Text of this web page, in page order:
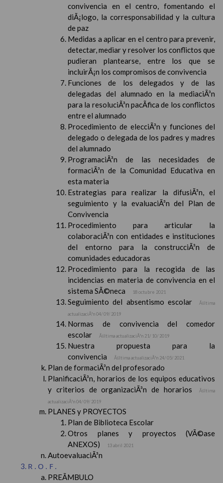
convivencia en el centro, fomentando el
diÃ¡logo, la corresponsabilidad y la cultura
de paz
Medidas a aplicar en el centro para prevenir,
detectar, mediar y resolver los conflictos que
pudieran plantearse, entre los que se
incluirÃ¡n los compromisos de convivencia
Funciones de los delegados y de las
delegadas del alumnado en la mediaciÃ³n
para la resoluciÃ³n pacÃ­fica de los conflictos
entre el alumnado
Procedimiento de elecciÃ³n y funciones del
delegado o delegada de los padres y madres
del alumnado
ProgramaciÃ³n de las necesidades de
formaciÃ³n de la Comunidad Educativa en
esta materia
Estrategias para realizar la difusiÃ³n, el
seguimiento y la evaluaciÃ³n del Plan de
Convivencia
Procedimiento para articular la
colaboraciÃ³n con entidades e instituciones
del entorno para la construcciÃ³n de
comunidades educadoras
Procedimiento para la recogida de las
incidencias en materia de convivencia en el
sistema SÃ©neca
18 octubre 2021
Seguimiento del absentismo escolar
Ãšltima
actualizaciÃ³n 04/ 09/ 2019
Normas de convivencia del comedor
escolar
Ãšltima actualizaciÃ³n 21/ 10/ 2019
Nuestra propuesta para la
convivencia
Ãšltima actualizaciÃ³n 24/ 05/ 2021
Plan de formaciÃ³n del profesorado
PlanificaciÃ³n, horarios de los equipos educativos
y criterios de organizaciÃ³n de horarios
Ãšltima
actualizaciÃ³n 04/ 09/ 2019
PLANES y PROYECTOS
Plan de Biblioteca Escolar
Otros planes y proyectos (VÃ©ase
ANEXOS)
13 abril 2021
AutoevaluaciÃ³n
R.O.F.
PREÃMBULO